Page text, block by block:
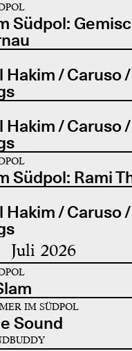
Südpol:
Hakim / Caruso
Hakim / Caruso
Südpol: Rami
Hakim / Caruso
Juli 2026
IM SÜDPOL
Sound